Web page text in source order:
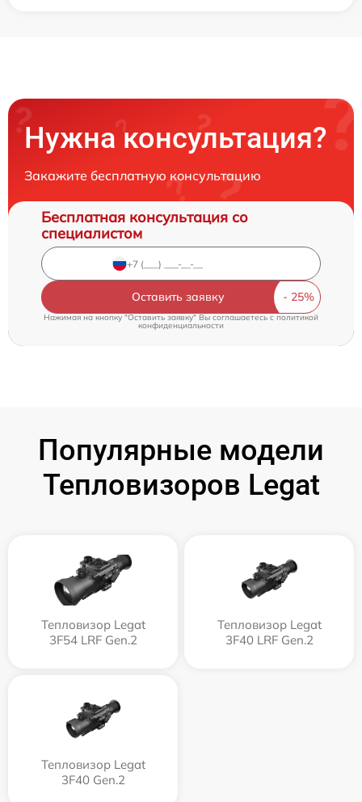
Нужна консультация?
Закажите бесплатную консультацию
Бесплатная консультация со
специалистом
Оставить заявку
Нажимая на кнопку "Оставить заявку" Вы соглашаетесь c политикой
конфиденциальности
Популярные модели
Тепловизоров Legat
Тепловизор Legat
3F54 LRF Gen.2
Тепловизор Legat
3F40 LRF Gen.2
Тепловизор Legat
3F40 Gen.2